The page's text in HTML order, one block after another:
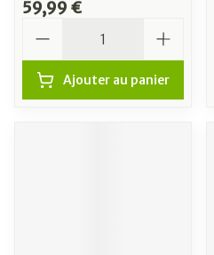
59,99 €
Ajouter au panier